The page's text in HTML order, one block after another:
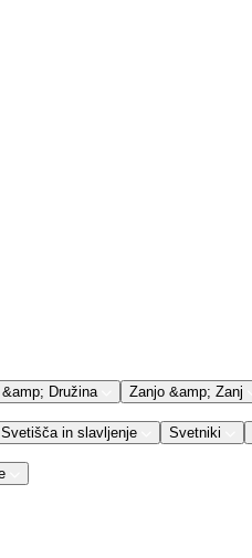
Družina Zanjo &amp; Zanj
Svetišča in slavljenje Svetniki